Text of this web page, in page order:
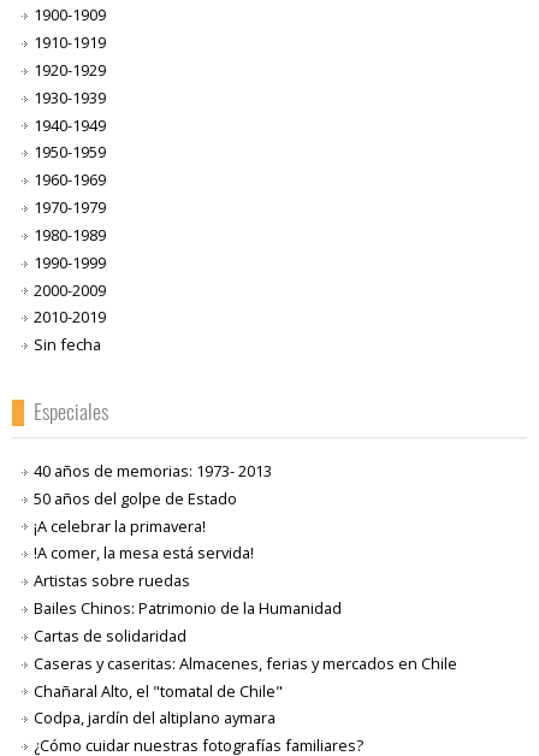
1900-1909
1910-1919
1920-1929
1930-1939
1940-1949
1950-1959
1960-1969
1970-1979
1980-1989
1990-1999
2000-2009
2010-2019
Sin fecha
Especiales
40 años de memorias: 1973- 2013
50 años del golpe de Estado
¡A celebrar la primavera!
!A comer, la mesa está servida!
Artistas sobre ruedas
Bailes Chinos: Patrimonio de la Humanidad
Cartas de solidaridad
Caseras y caseritas: Almacenes, ferias y mercados en Chile
Chañaral Alto, el "tomatal de Chile"
Codpa, jardín del altiplano aymara
¿Cómo cuidar nuestras fotografías familiares?